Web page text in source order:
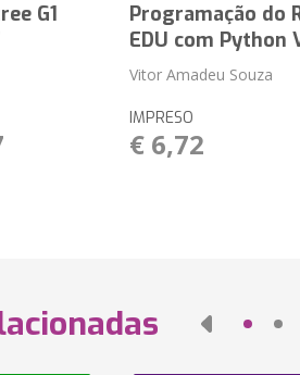
G1
Programação do
EDU com Python
Vitor Amadeu Souza
IMPRESO
€ 6,72